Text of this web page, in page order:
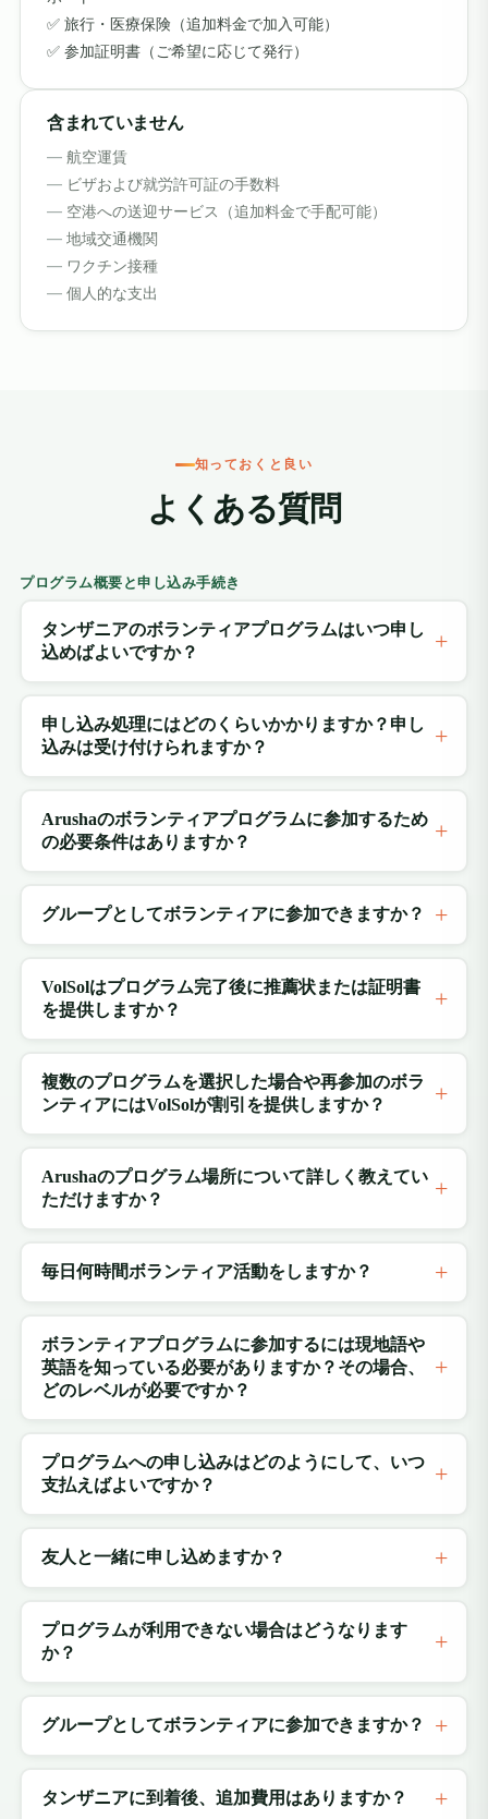
旅行・医療保険（追加料金で加入可能）
参加証明書（ご希望に応じて発行）
含まれていません
航空運賃
ビザおよび就労許可証の手数料
空港への送迎サービス（追加料金で手配可能）
地域交通機関
ワクチン接種
個人的な支出
知っておくと良い
よくある質問
プログラム概要と申し込み手続き
タンザニアのボランティアプログラムはいつ申し
込めばよいですか？
申し込み処理にはどのくらいかかりますか？申し
込みは受け付けられますか？
Arushaのボランティアプログラムに参加するため
の必要条件はありますか？
グループとしてボランティアに参加できますか？
VolSolはプログラム完了後に推薦状または証明書
を提供しますか？
複数のプログラムを選択した場合や再参加のボラ
ンティアにはVolSolが割引を提供しますか？
Arushaのプログラム場所について詳しく教えてい
ただけますか？
毎日何時間ボランティア活動をしますか？
ボランティアプログラムに参加するには現地語や
英語を知っている必要がありますか？その場合、
どのレベルが必要ですか？
プログラムへの申し込みはどのようにして、いつ
支払えばよいですか？
友人と一緒に申し込めますか？
プログラムが利用できない場合はどうなります
か？
グループとしてボランティアに参加できますか？
タンザニアに到着後、追加費用はありますか？